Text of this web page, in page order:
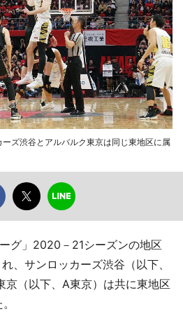
ズ渋谷とアルバルク東京は同じ東地区に属
グ」2020－21シーズンの地区
、サンロッカーズ渋谷（以下、
京（以下、A東京）は共に東地区